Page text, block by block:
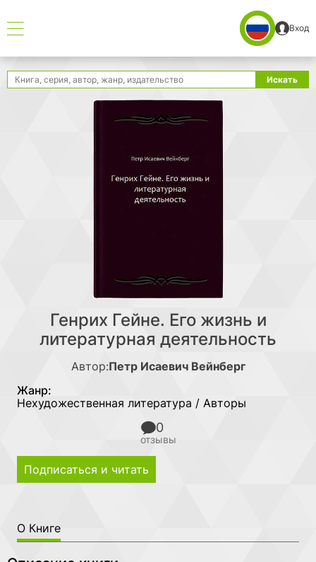
Вход
Поиск Искать
Генрих Гейне. Его жизнь и
литературная деятельность
Автор:Петр Исаевич Вейнберг
Жанр:
Нехудожественная литература / Авторы
0
отзывы
Подписаться и читать
О Книге